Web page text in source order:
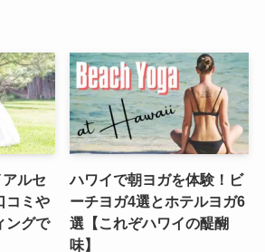
ルセ
コミや
ングで
ハワイで朝ヨガを体験！ビ
ーチヨガ4選とホテルヨガ6
選【これぞハワイの醍醐
味】